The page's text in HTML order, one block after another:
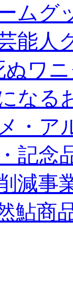
ムグ
能人
ぬワ
なる
・ア
記念
減事
鮎商